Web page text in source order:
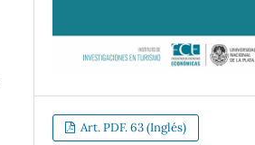
Art. PDF. 63 (Inglés)